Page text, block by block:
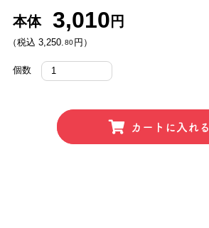
本体 3,010 円
（税込 3,250. 80 円）
個数
カートに入れる